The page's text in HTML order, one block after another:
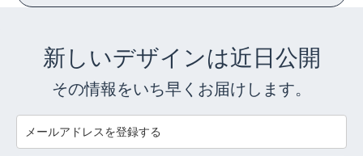
新しいデザインは近日公開
その情報をいち早くお届けします。